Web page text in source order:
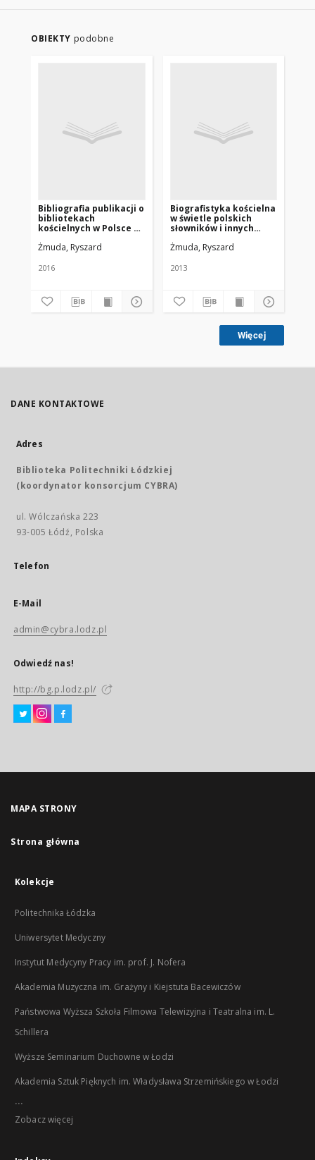
OBIEKTY podobne
Bibliografia publikacji o
bibliotekach
kościelnych w Polsce za
Żmuda, Ryszard
2016
Biografistyka kościelna
w świetle polskich
słowników i innych
Żmuda, Ryszard
2013
Więcej
DANE KONTAKTOWE
Adres
Biblioteka Politechniki Łódzkiej
(koordynator konsorcjum CYBRA)
ul. Wólczańska 223
93-005 Łódź, Polska
Telefon
E-Mail
admin@cybra.lodz.pl
Odwiedź nas!
http://bg.p.lodz.pl/
MAPA STRONY
Strona główna
Kolekcje
Politechnika Łódzka
Uniwersytet Medyczny
Instytut Medycyny Pracy im. prof. J. Nofera
Akademia Muzyczna im. Grażyny i Kiejstuta Bacewiczów
Państwowa Wyższa Szkoła Filmowa Telewizyjna i Teatralna im. L.
Schillera
Wyższe Seminarium Duchowne w Łodzi
Akademia Sztuk Pięknych im. Władysława Strzemińskiego w Łodzi
...
Zobacz więcej